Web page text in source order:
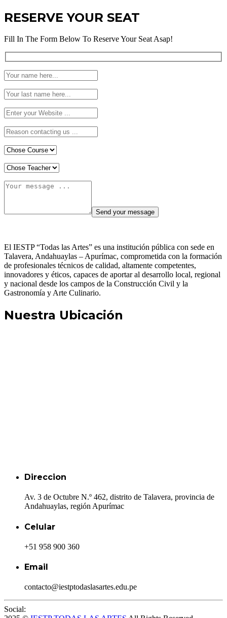
RESERVE YOUR SEAT
Fill In The Form Below To Reserve Your Seat Asap!
El IESTP “Todas las Artes” es una institución pública con sede en
Talavera, Andahuaylas – Apurímac, comprometida con la formación
de profesionales técnicos de calidad, altamente competentes,
innovadores y éticos, capaces de aportar al desarrollo local, regional
y nacional desde los campos de la Construcción Civil y la
Gastronomía y Arte Culinario.
Nuestra Ubicación
Direccion
Av. 3 de Octubre N.º 462, distrito de Talavera, provincia de
Andahuaylas, región Apurímac
Celular
+51 958 900 360
Email
contacto@iestptodaslasartes.edu.pe
Social: